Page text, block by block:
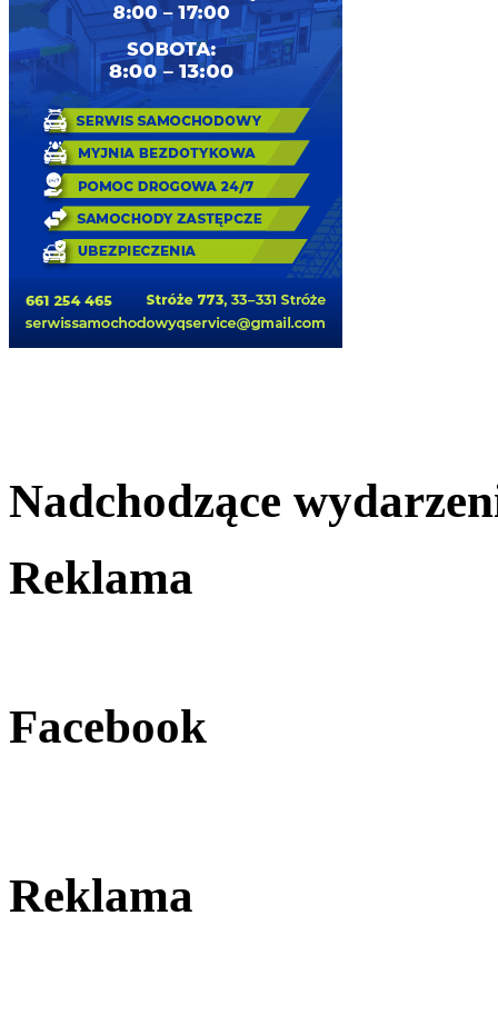
Nadchodzące
Reklama
Facebook
Reklama